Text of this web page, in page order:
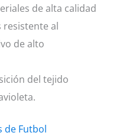
de alta calidad
resistente al
de alto
del tejido
de Futbol